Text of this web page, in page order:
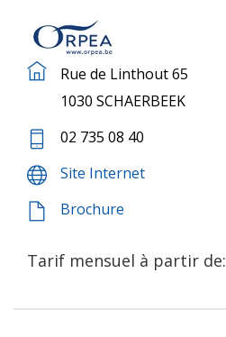
Rue de Linthout 65
1030 SCHAERBEEK
02 735 08 40
Site Internet
Brochure
Tarif mensuel à partir de: